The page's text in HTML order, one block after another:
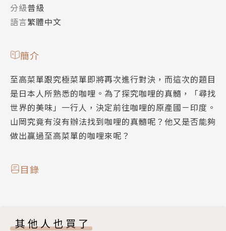
分級普級
語言繁體中文
簡介
至高菜單跟究極菜單即將再次進行對決，而這次的題目
是日本人所熟悉的咖哩。為了探究咖哩的真髓，「尋找
世界的美味」一行人，決定前往咖哩的原產國－印度。
山岡究竟有沒有辦法找到咖哩的真髓呢？他又是否能夠
做出贏過至高菜單的咖哩來呢？
目錄
其他人也買了